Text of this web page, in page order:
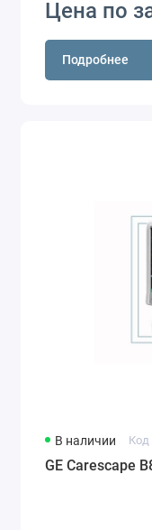
Цена по
Подробнее
В наличии Код
GE Carescape